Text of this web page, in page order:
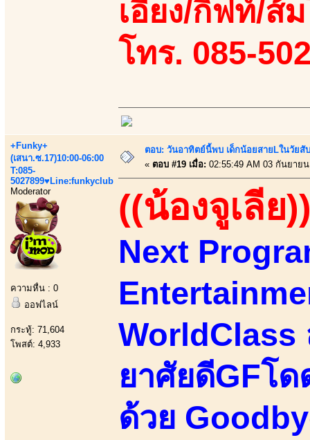
เอี้ยง/กิฟท์/ส้
โทร. 085-
+Funky+
(เสนา.ซ.17)10:00-06:00
T:085-
5027899♥Line:funkyclub
Moderator
ความหื่น : 0
ออฟไลน์
กระทู้: 71,604
โพสต์: 4,933
ตอบ: วันอาทิตย์นี้พบ เด็กน้อยสายLในวัย
« ตอบ #19 เมื่อ: 02:55:49 AM 03 กันยาย
((น้องจูเลีย
Next
WorldClass
ยาศัยดีGFโ
ด้วย